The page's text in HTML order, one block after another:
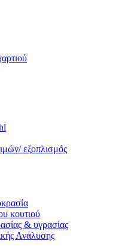
εξοπλισμός
κουτιού
& υγρασίας
Ανάλυσης